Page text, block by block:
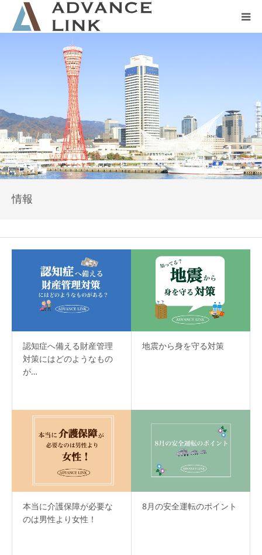
情報
認知症へ備える財産管理
対策にはどのようなもの
が…
地震から身を守る対策
本当に介護保障が必要な
のは男性より女性！
8月の安全運転のポイント
会社概要
ネット保険
事業保険